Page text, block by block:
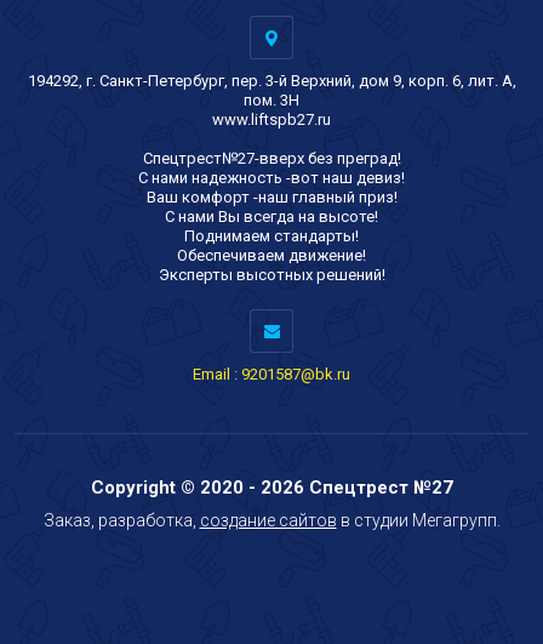
194292, г. Санкт-Петербург, пер. 3-й Верхний, дом 9, корп. 6, лит. А,
пом. 3Н
www.liftspb27.ru
Спецтрест№27-вверх без преград!
С нами надежность -вот наш девиз!
Ваш комфорт -наш главный приз!
С нами Вы всегда на высоте!
Поднимаем стандарты!
Обеспечиваем движение!
Эксперты высотных решений!
Email : 9201587@bk.ru
Copyright © 2020 - 2026 Спецтрест №27
Заказ, разработка, создание сайтов в студии Мегагрупп.